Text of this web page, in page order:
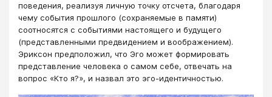
поведения, реализуя личную точку отсчета, благодаря
чему события прошлого (сохраняемые в памяти)
соотносятся с событиями настоящего и будущего
(представленными предвидением и воображением).
Эриксон предположил, что Эго может формировать
представление человека о самом себе, отвечать на
вопрос «Кто я?», и назвал это эго-идентичностью.